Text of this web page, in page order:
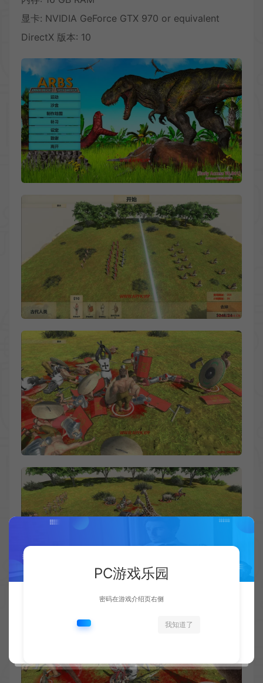
显卡: NVIDIA GeForce GTX 970 or equivalent
DirectX 版本: 10
PC游戏乐园
密码在游戏介绍页右侧
我知道了